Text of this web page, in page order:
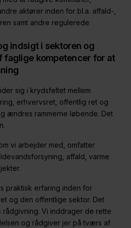
aktører inden for bl.a. affald-,
samt andre regulerede
indsigt i sektoren og
kompetencer for at
sig i krydsfeltet mellem
erhvervsret, offentlig ret og
ændres rammerne løbende. Det
vi arbejder med, omfatter
affald, varme
praktisk erfaring inden for
og den offentlige sektor. Det
Vi inddrager de rette
og rådgiver jer på tværs af